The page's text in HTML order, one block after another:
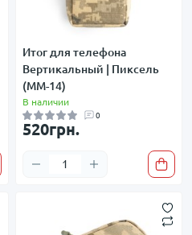
Итог для телефона
Вертикальный | Пиксель
(ММ-14)
В наличии
0
520грн.